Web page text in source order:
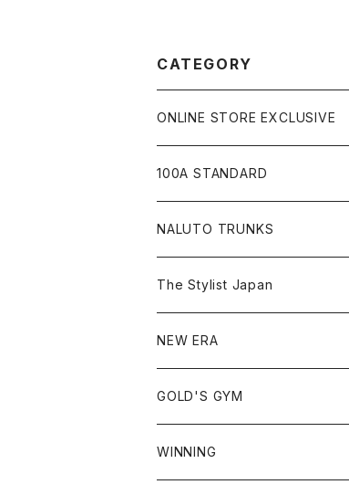
CATEGORY
ONLINE STORE EXCLUSIVE
JIU-JITSU Gi ART EXHIBITION
SHOW UP!
100A STANDARD
キャップ
Tシャツ
ショートスリーブ
ロングスリーブ
シャツ
アウター
スウェット
NALUTO TRUNKS
The Stylist Japan
NEW ERA
59FIFTY
9FIFTY
GOLD'S GYM
Tシャツ
WINNING